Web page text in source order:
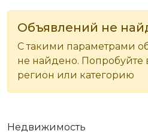
Объявлений не
С такими параметрами
не найдено. Попробуйте
регион или категорию
Недвижимость